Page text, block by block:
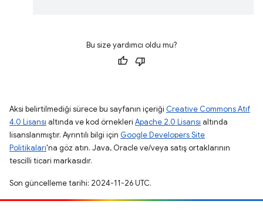
Bu size yardımcı oldu mu?
Aksi belirtilmediği sürece bu sayfanın içeriği Creative Commons Atıf
4.0 Lisansı altında ve kod örnekleri Apache 2.0 Lisansı altında
lisanslanmıştır. Ayrıntılı bilgi için Google Developers Site
Politikaları'na göz atın. Java, Oracle ve/veya satış ortaklarının
tescilli ticari markasıdır.
Son güncelleme tarihi: 2024-11-26 UTC.